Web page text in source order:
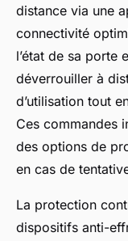
distance via une
connectivité
l’état de sa porte
déverrouiller à
d’utilisation tout
Ces commandes
des options de
en cas de
La protection
dispositifs anti-